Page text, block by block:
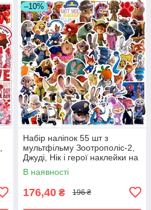
–10%
Набір наліпок 55 шт з
мультфільму Зоотрополіс-2,
Джуді, Нік і герої наклейки на
телефон ноутбук гаджети
В наявності
176,40 ₴ 196 ₴